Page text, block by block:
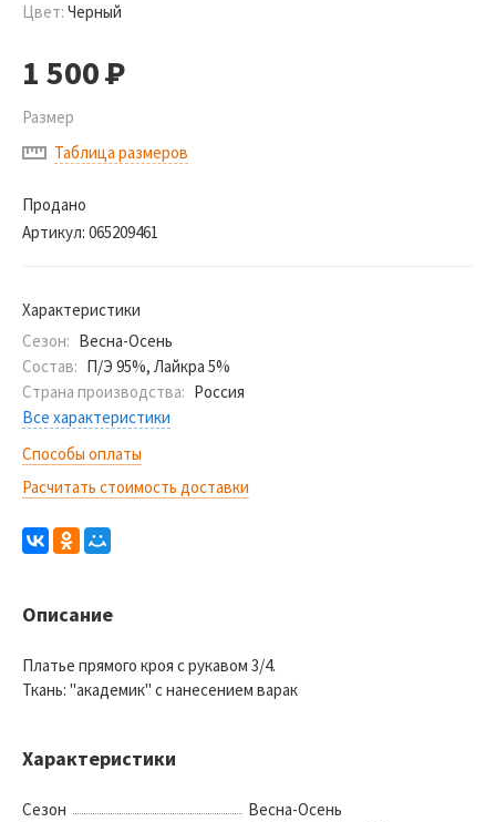
Цвет: Черный
1 500Р
Размер
Таблица размеров
Продано
Артикул: 065209461
Характеристики
Сезон: Весна-Осень
Состав: П/Э 95%, Лайкра 5%
Страна производства: Россия
Все характеристики
Способы оплаты
Расчитать стоимость доставки
Описание
Платье прямого кроя с рукавом 3/4.
Ткань: "академик" с нанесением варак
Характеристики
Сезон
Весна-Осень